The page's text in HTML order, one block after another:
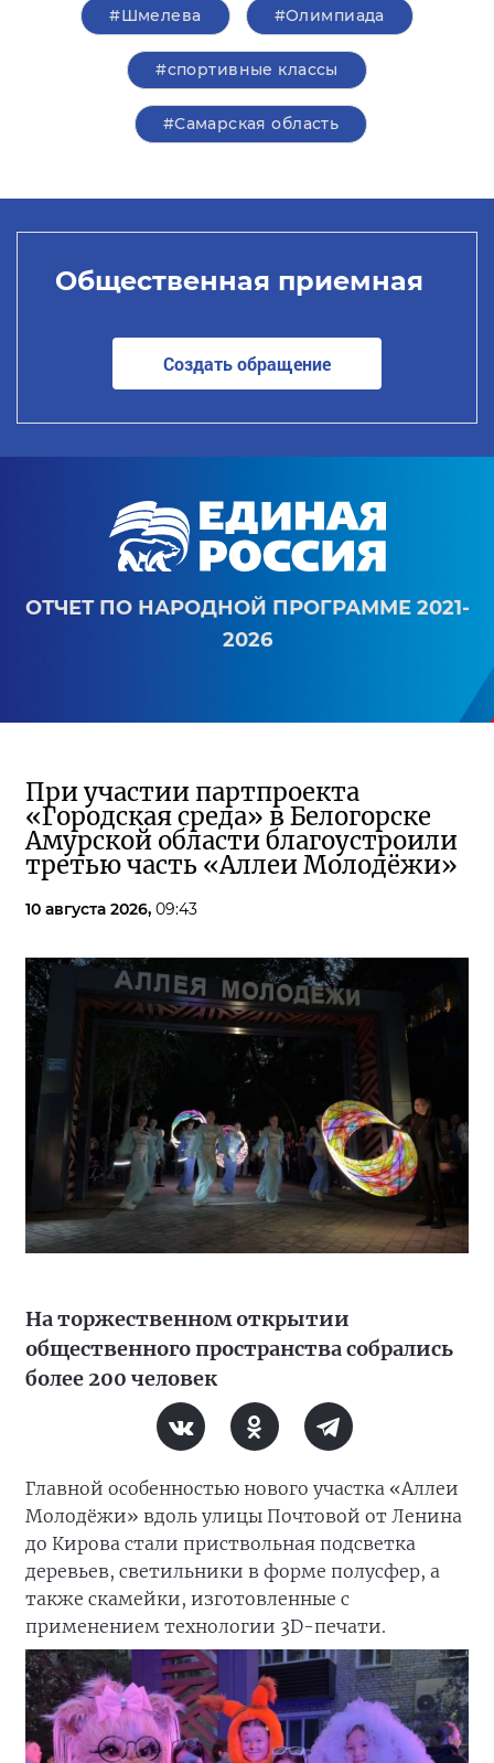
#Шмелева #Олимпиада
#спортивные классы
#Самарская область
Общественная приемная
Создать обращение
ОТЧЕТ ПО НАРОДНОЙ ПРОГРАММЕ 2021-
2026
При участии партпроекта
«Городская среда» в Белогорске
Амурской области благоустроили
третью часть «Аллеи Молодёжи»
10 августа 2026, 09:43
На торжественном открытии
общественного пространства собрались
более 200 человек
Главной особенностью нового участка «Аллеи
Молодёжи» вдоль улицы Почтовой от Ленина
до Кирова стали приствольная подсветка
деревьев, светильники в форме полусфер, а
также скамейки, изготовленные с
применением технологии 3D-печати.